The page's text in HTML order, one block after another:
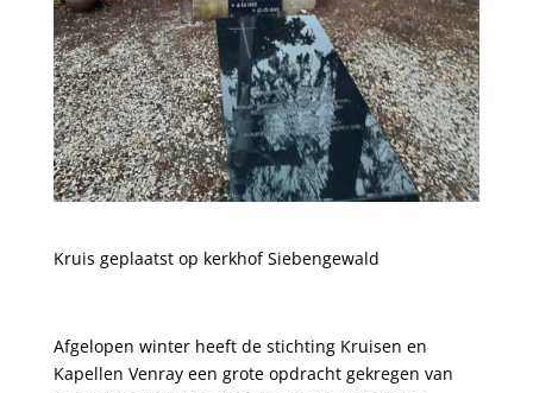
Kruis geplaatst op kerkhof Siebengewald
Afgelopen winter heeft de stichting Kruisen en
Kapellen Venray een grote opdracht gekregen van